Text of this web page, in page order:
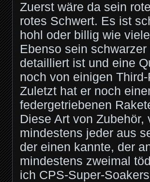
Zuerst wäre da sein
rotes Schwert. Es ist
hohl oder billig wie
Ebenso sein
detailliert ist und eine
noch von einigen
Zuletzt hat er noch
federgetriebenen
Diese Art von
mindestens jeder aus
der einen kannte, der
mindestens zweimal
ich CPS-Super-